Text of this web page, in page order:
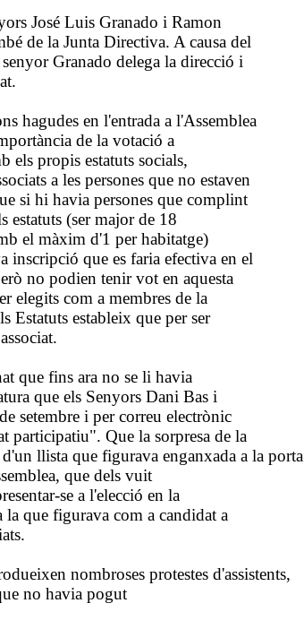
José Luis Granado i Ramon
de la Junta Directiva. A causa del
Granado delega la direcció i
hagudes en l'entrada a l'Assemblea
de la votació a
els propis estatuts socials,
a les persones que no estaven
si hi havia persones que complint
estatuts (ser major de 18
el màxim d'1 per habitatge)
inscripció que es faria efectiva en el
no podien tenir vot en aquesta
elegits com a membres de la
Estatuts estableix que per ser
que fins ara no se li havia
que els Senyors Dani Bas i
setembre i per correu electrònic
participatiu". Que la sorpresa de la
llista que figurava enganxada a la porta
que dels vuit
se a l'elecció en la
la que figurava com a candidat a
nombroses protestes d'assistents,
no havia pogut